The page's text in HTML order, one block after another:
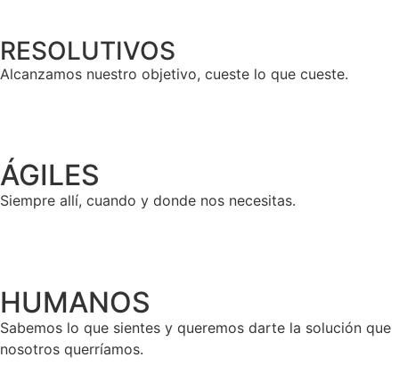
RESOLUTIVOS
Alcanzamos nuestro objetivo, cueste lo que cueste.
ÁGILES
Siempre allí, cuando y donde nos necesitas.
HUMANOS
Sabemos lo que sientes y queremos darte la solución que
nosotros querríamos.